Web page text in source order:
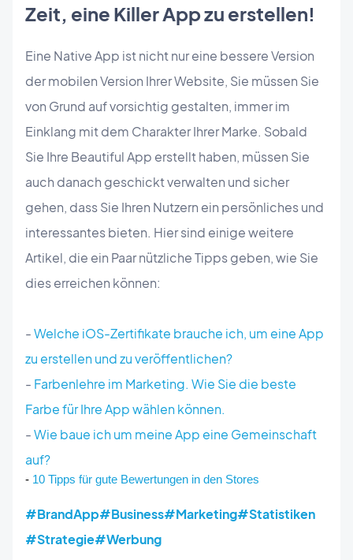
Zeit, eine Killer App zu erstellen!
Eine Native App ist nicht nur eine bessere Version
der mobilen Version Ihrer Website, Sie müssen Sie
von Grund auf vorsichtig gestalten, immer im
Einklang mit dem Charakter Ihrer Marke. Sobald
Sie Ihre Beautiful App erstellt haben, müssen Sie
auch danach geschickt verwalten und sicher
gehen, dass Sie Ihren Nutzern ein persönliches und
interessantes bieten. Hier sind einige weitere
Artikel, die ein Paar nützliche Tipps geben, wie Sie
dies erreichen können:
-Welche iOS-Zertifikate brauche ich, um eine App
zu erstellen und zu veröffentlichen?
- Farbenlehre im Marketing. Wie Sie die beste
Farbe für Ihre App wählen können.
-Wie baue ich um meine App eine Gemeinschaft
auf?
- 10 Tipps für gute Bewertungen in den Stores
#BrandApp#Business#Marketing#Statistiken
#Strategie#Werbung